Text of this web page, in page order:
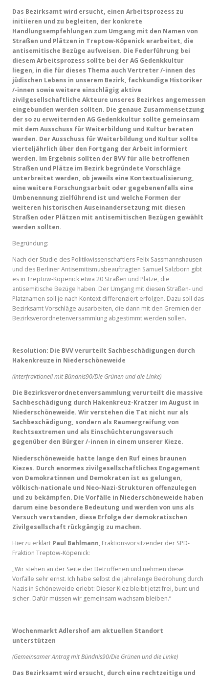
Das Bezirksamt wird ersucht, einen Arbeitsprozess zu
initiieren und zu begleiten, der konkrete
Handlungsempfehlungen zum Umgang mit den Namen von
Straßen und Plätzen in Treptow-Köpenick erarbeitet, die
antisemitische Bezüge aufweisen. Die Federführung bei
diesem Arbeitsprozess sollte bei der AG Gedenkkultur
liegen, in die für dieses Thema auch Vertreter /-innen des
jüdischen Lebens in unserem Bezirk, fachkundige Historiker
/-innen sowie weitere einschlägig aktive
zivilgesellschaftliche Akteure unseres Bezirkes angemessen
eingebunden werden sollten. Die genaue Zusammensetzung
der so zu erweiternden AG Gedenkkultur sollte gemeinsam
mit dem Ausschuss für Weiterbildung und Kultur beraten
werden. Der Ausschuss für Weiterbildung und Kultur sollte
vierteljährlich über den Fortgang der Arbeit informiert
werden. Im Ergebnis sollten der BVV für alle betroffenen
Straßen und Plätze im Bezirk begründete Vorschläge
unterbreitet werden, ob jeweils eine Kontextualisierung,
eine weitere Forschungsarbeit oder gegebenenfalls eine
Umbenennung zielführend ist und welche Formen der
weiteren historischen Auseinandersetzung mit diesen
Straßen oder Plätzen mit antisemitischen Bezügen gewählt
werden sollten.
Begründung:
Nach der Studie des Politikwissenschaftlers Felix Sassmannshausen
und des Berliner Antisemitismusbeauftragten Samuel Salzborn gibt
es in Treptow-Köpenick etwa 20 Straßen und Plätze, die
antisemitische Bezüge haben. Der Umgang mit diesen Straßen- und
Platznamen soll je nach Kontext differenziert erfolgen. Dazu soll das
Bezirksamt Vorschläge ausarbeiten, die dann mit den Gremien der
Bezirksverordnetenversammlung abgestimmt werden sollen.
Resolution: Die BVV verurteilt Sachbeschädigungen durch
Hakenkreuze in Niederschöneweide
(Interfraktionell mit Bündnis90/Die Grünen und die Linke)
Die Bezirksverordnetenversammlung verurteilt die massive
Sachbeschädigung durch Hakenkreuz-Kratzer im August in
Niederschöneweide. Wir verstehen die Tat nicht nur als
Sachbeschädigung, sondern als Raumergreifung von
Rechtsextremen und als Einschüchterungsversuch
gegenüber den Bürger /-innen in einem unserer Kieze.
Niederschöneweide hatte lange den Ruf eines braunen
Kiezes. Durch enormes zivilgesellschaftliches Engagement
von Demokratinnen und Demokraten ist es gelungen,
völkisch-nationale und Neo-Nazi-Strukturen offenzulegen
und zu bekämpfen. Die Vorfälle in Niederschöneweide haben
darum eine besondere Bedeutung und werden von uns als
Versuch verstanden, diese Erfolge der demokratischen
Zivilgesellschaft rückgängig zu machen.
Hierzu erklärt Paul Bahlmann, Fraktionsvorsitzender der SPD-
Fraktion Treptow-Köpenick:
„Wir stehen an der Seite der Betroffenen und nehmen diese
Vorfälle sehr ernst. Ich habe selbst die jahrelange Bedrohung durch
Nazis in Schöneweide erlebt: Dieser Kiez bleibt jetzt frei, bunt und
sicher. Dafür müssen wir gemeinsam wachsam bleiben.“
Wochenmarkt Adlershof am aktuellen Standort
unterstützen
(Gemeinsamer Antrag mit Bündnis90/Die Grünen und die Linke)
Das Bezirksamt wird ersucht, durch eine rechtzeitige und